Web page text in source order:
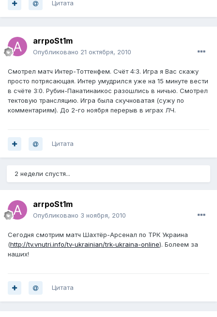
Цитата
arrpoSt1m
Опубликовано 21 октября, 2010
Смотрел матч Интер-Тоттенфем. Счёт 4:3. Игра я Вас скажу
просто потрясающая. Интер умудрился уже на 15 минуте вести
в счёте 3:0. Рубин-Панатинаикос разошлись в ничью. Смотрел
тектовую трансляцию. Игра была скучноватая (сужу по
комментариям). До 2-го ноября перерыв в играх ЛЧ.
Цитата
2 недели спустя...
arrpoSt1m
Опубликовано 3 ноября, 2010
Сегодня смотрим матч Шахтёр-Арсенал по ТРК Украина
(http://tv.vnutri.info/tv-ukrainian/trk-ukraina-online). Болеем за
наших!
Цитата